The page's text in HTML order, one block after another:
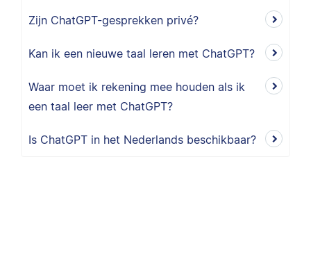
Zijn ChatGPT-gesprekken privé?
Kan ik een nieuwe taal leren met ChatGPT?
Waar moet ik rekening mee houden als ik
een taal leer met ChatGPT?
Is ChatGPT in het Nederlands beschikbaar?